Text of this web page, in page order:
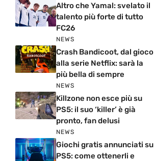
Altro che Yamal: svelato il
talento più forte di tutto
FC26
NEWS
Crash Bandicoot, dal gioco
alla serie Netflix: sarà la
più bella di sempre
NEWS
Killzone non esce più su
PS5: il suo ‘killer’ è già
pronto, fan delusi
NEWS
Giochi gratis annunciati su
PS5: come ottenerli e